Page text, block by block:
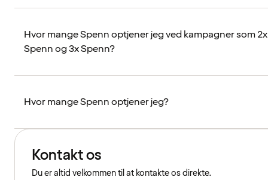
Hvor mange Spenn optjener jeg ved kampagner som 2x
Spenn og 3x Spenn?
Hvor mange Spenn optjener jeg?
Kontakt os
Du er altid velkommen til at kontakte os direkte.